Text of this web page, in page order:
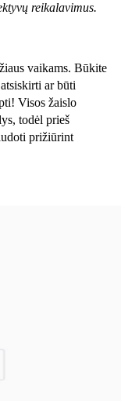
reikalavimus.
vaikams. Būkite
ar būti
Visos žaislо
todėl prieš
prižiūrint